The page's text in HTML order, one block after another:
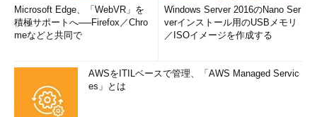
Microsoft Edge、「WebVR」を
積極サポートへ──Firefox／Chro
meなどと共同で
Windows Server 2016のNano Ser
verインストール用のUSBメモリ
／ISOイメージを作成する
AWSをITILベースで管理、「AWS Managed Servic
es」とは